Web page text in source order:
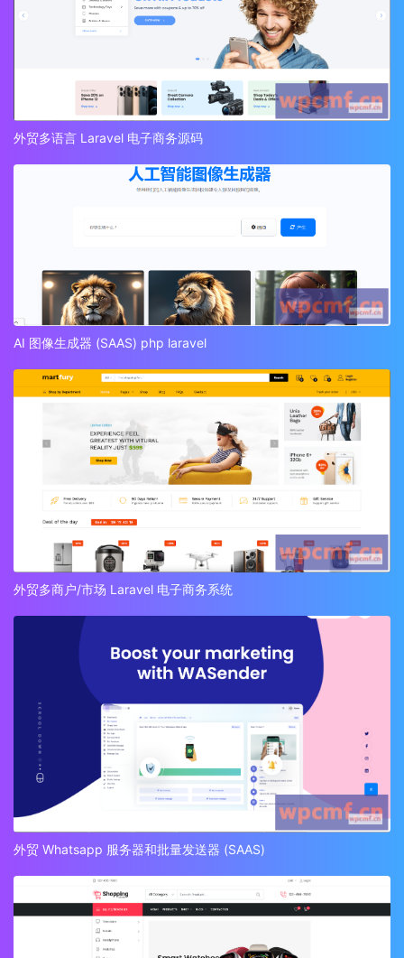
外贸多语言 Laravel 电子商务源码
AI 图像生成器 (SAAS) php laravel
外贸多商户/市场 Laravel 电子商务系统
外贸 Whatsapp 服务器和批量发送器 (SAAS)